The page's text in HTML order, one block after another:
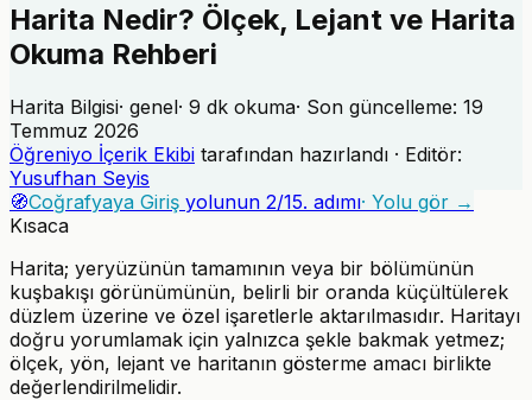
Harita Nedir? Ölçek, Lejant ve Harita
Okuma Rehberi
Harita Bilgisi· genel· 9 dk okuma· Son güncelleme: 19
Temmuz 2026
Öğreniyo İçerik Ekibi tarafından hazırlandı · Editör:
Yusufhan Seyis
🧭Coğrafyaya Giriş yolunun 2/15. adımı· Yolu gör →
Kısaca
Harita; yeryüzünün tamamının veya bir bölümünün
kuşbakışı görünümünün, belirli bir oranda küçültülerek
düzlem üzerine ve özel işaretlerle aktarılmasıdır. Haritayı
doğru yorumlamak için yalnızca şekle bakmak yetmez;
ölçek, yön, lejant ve haritanın gösterme amacı birlikte
değerlendirilmelidir.